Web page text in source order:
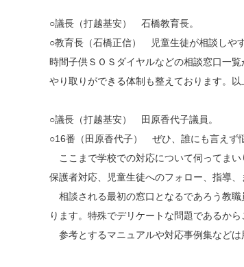
○議長（打越基安） 石橋教育長。
○教育長（石橋正信） 児童生徒が相談しや
時間子供ＳＯＳダイヤルなどの相談窓口一
やり取りができる体制も整えております。以
○議長（打越基安） 田原香代子議員。
○16番（田原香代子） ぜひ、誰にも言えず
ここまで学校での対応について伺ってま
保護者対応、児童生徒へのフォロー、指導
相談される最初の窓口となるであろう教
ります。特殊でデリケートな問題であるか
参考とするマニュアルや対応事例集などは